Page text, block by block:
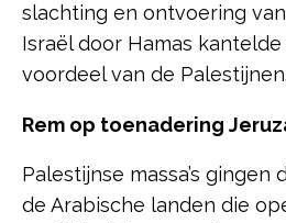
slachting en ontvoering van
Israël door Hamas
voordeel van de Palestijnen.
Rem op toenadering
Palestijnse massa’s gingen
de Arabische landen die